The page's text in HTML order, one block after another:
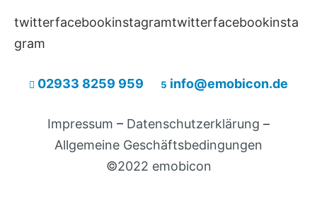
twitterfacebookinstagramtwitterfacebookinsta
gram
 02933 8259 959  info@emobicon.de
Impressum – Datenschutzerklärung –
Allgemeine Geschäftsbedingungen
©2022 emobicon